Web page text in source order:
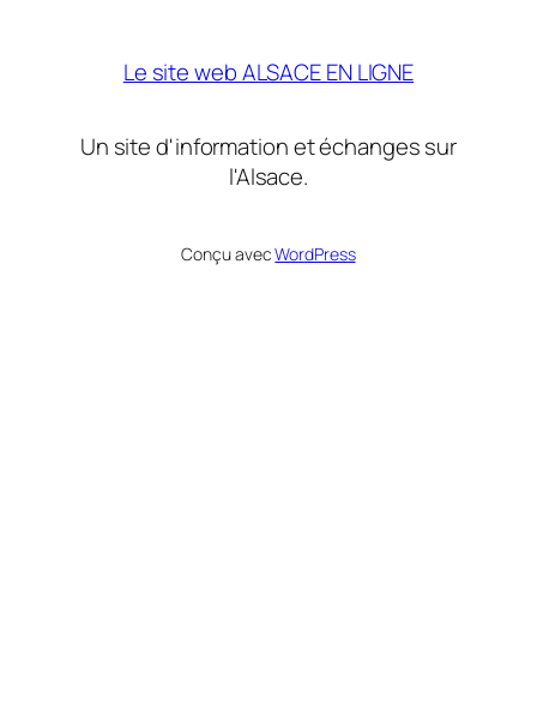
Le site web ALSACE EN LIGNE
Un site d'information et échanges sur
l'Alsace.
Conçu avecWordPress